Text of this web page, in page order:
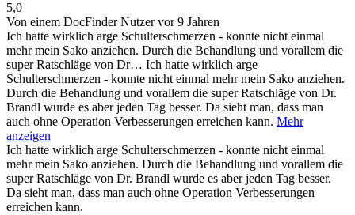
5,0
Von einem DocFinder Nutzervor 9 Jahren
Ich hatte wirklich arge Schulterschmerzen - konnte nicht einmal
mehr mein Sako anziehen. Durch die Behandlung und vorallem die
super Ratschläge von Dr… Ich hatte wirklich arge
Schulterschmerzen - konnte nicht einmal mehr mein Sako anziehen.
Durch die Behandlung und vorallem die super Ratschläge von Dr.
Brandl wurde es aber jeden Tag besser. Da sieht man, dass man
auch ohne Operation Verbesserungen erreichen kann. Mehr
anzeigen
Ich hatte wirklich arge Schulterschmerzen - konnte nicht einmal
mehr mein Sako anziehen. Durch die Behandlung und vorallem die
super Ratschläge von Dr. Brandl wurde es aber jeden Tag besser.
Da sieht man, dass man auch ohne Operation Verbesserungen
erreichen kann.